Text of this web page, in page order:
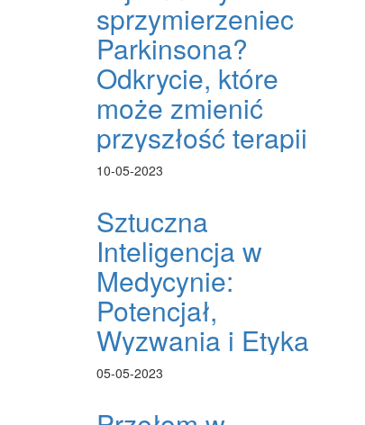
sprzymierzeniec
Parkinsona?
Odkrycie, które
może zmienić
przyszłość terapii
10-05-2023
Sztuczna
Inteligencja w
Medycynie:
Potencjał,
Wyzwania i Etyka
05-05-2023